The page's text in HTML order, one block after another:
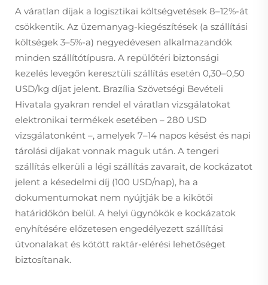
A váratlan díjak a logisztikai költségvetések 8–12%-át
csökkentik. Az üzemanyag-kiegészítések (a szállítási
költségek 3–5%-a) negyedévesen alkalmazandók
minden szállítótípusra. A repülőtéri biztonsági
kezelés levegőn keresztüli szállítás esetén 0,30–0,50
USD/kg díjat jelent. Brazília Szövetségi Bevételi
Hivatala gyakran rendel el váratlan vizsgálatokat
elektronikai termékek esetében – 280 USD
vizsgálatonként –, amelyek 7–14 napos késést és napi
tárolási díjakat vonnak maguk után. A tengeri
szállítás elkerüli a légi szállítás zavarait, de kockázatot
jelent a késedelmi díj (100 USD/nap), ha a
dokumentumokat nem nyújtják be a kikötői
határidőkön belül. A helyi ügynökök e kockázatok
enyhítésére előzetesen engedélyezett szállítási
útvonalakat és kötött raktár-elérési lehetőséget
biztosítanak.